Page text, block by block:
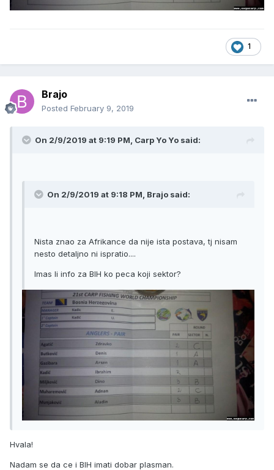
1
Brajo
Posted February 9, 2019
On 2/9/2019 at 9:19 PM, Carp Yo Yo said:
On 2/9/2019 at 9:18 PM, Brajo said:
Nista znao za Afrikance da nije ista postava, tj nisam
nesto detaljno ni ispratio....
Imas li info za BIH ko peca koji sektor?
Hvala!
Nadam se da ce i BIH imati dobar plasman.